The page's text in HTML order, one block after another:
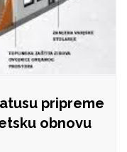
pripreme
obnovu